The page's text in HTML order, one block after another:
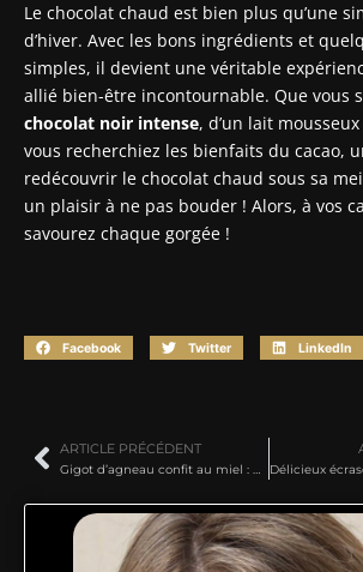
Le chocolat chaud est bien plus qu’une
d’hiver. Avec les bons ingrédients et
simples, il devient une véritable
allié bien-être incontournable. Que vous
chocolat noir intense, d’un lait
vous recherchiez les bienfaits du cacao,
redécouvrir le chocolat chaud sous sa
un plaisir à ne pas bouder ! Alors, à vos
savourez chaque gorgée !
Facebook Twitter LinkedIn
ARTICLE PRÉCÉDENT